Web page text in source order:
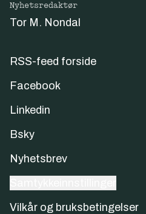
Nyhetsredaktør
Tor M. Nondal
RSS-feed forside
Facebook
Linkedin
Bsky
Nyhetsbrev
Vilkår og bruksbetingelser